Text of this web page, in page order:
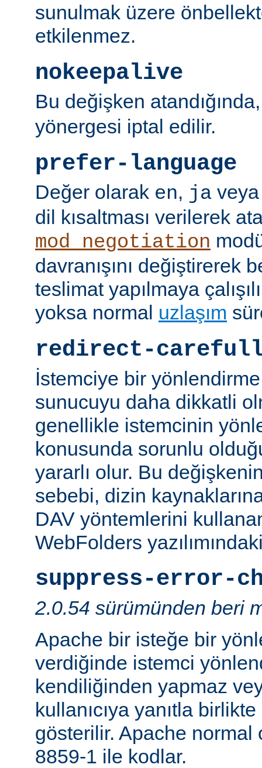
sunulmak üzere
etkilenmez.
nokeepalive
Bu değişken
yönergesi iptal edilir.
prefer-language
Değer olarak en, ja
dil kısaltması verilerek
mod_negotiation
davranışını değiştirerek
teslimat yapılmaya
yoksa normal uzlaşım
redirect-
İstemciye bir
sunucuyu daha dikkatli
genellikle istemcinin
konusunda sorunlu
yararlı olur. Bu
sebebi, dizin
DAV yöntemlerini
WebFolders
suppress-error-
2.0.54 sürümünden beri
Apache bir isteğe bir
verdiğinde istemci
kendiliğinden yapmaz
kullanıcıya yanıtla
gösterilir. Apache normal
8859-1 ile kodlar.